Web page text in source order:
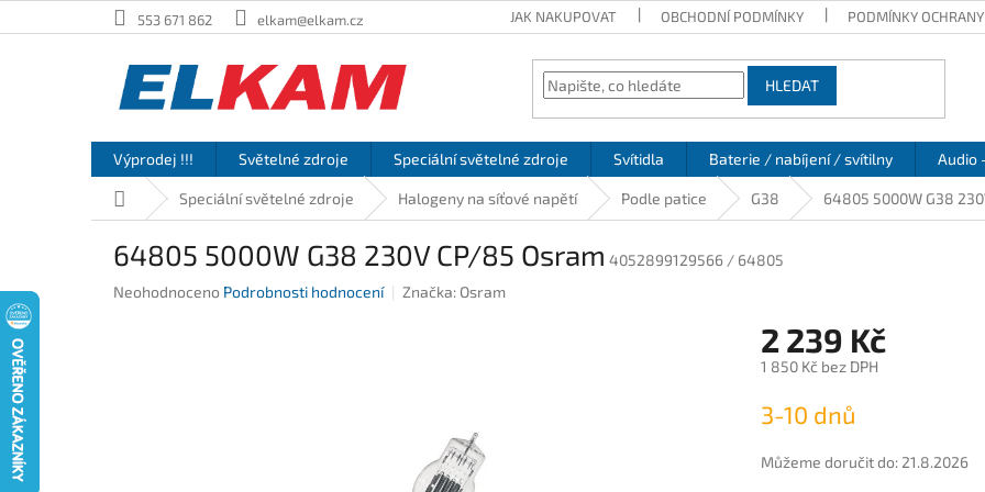
na
553 671 862 elkam@elkam.cz JAK NAKUPOVAT OBCHODNÍ PODMÍNKY PODMÍNKY OCHRANY
HLEDAT
Výprodej !!! Světelné zdroje Speciální světelné zdroje Svítidla Baterie / nabíjení / svítilny Audio
Domů Speciální světelné zdroje Halogeny na síťové napětí Podle patice G38 64805 5000W G38
64805 5000W G38 230V CP/85 Osram 4052899129566 / 64805
Průměrné
Neohodnoceno Podrobnosti hodnocení Značka: Osram
2 239 Kč
1 850 Kč bez DPH
cena:
3-10 dnů
Můžeme doručit do:21.8.2026